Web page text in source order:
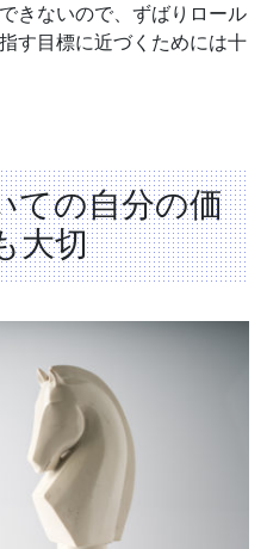
きないので、ずばりロール
す目標に近づくためには十
ての自分の価
大切